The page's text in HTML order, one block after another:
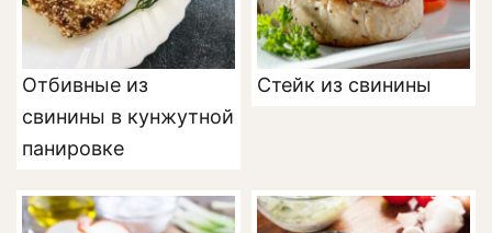
Отбивные из
свинины в кунжутной
панировке
Стейк из свинины